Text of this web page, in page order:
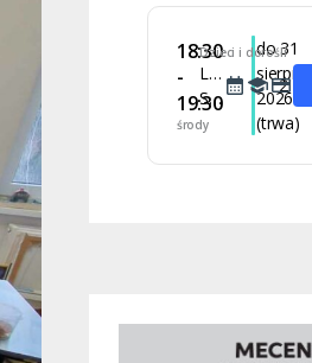
18:30
-
19:30
środy
Dzieci i dorośli
Latino
Solo
do 31
sierpnia
2026
(trwa)
2